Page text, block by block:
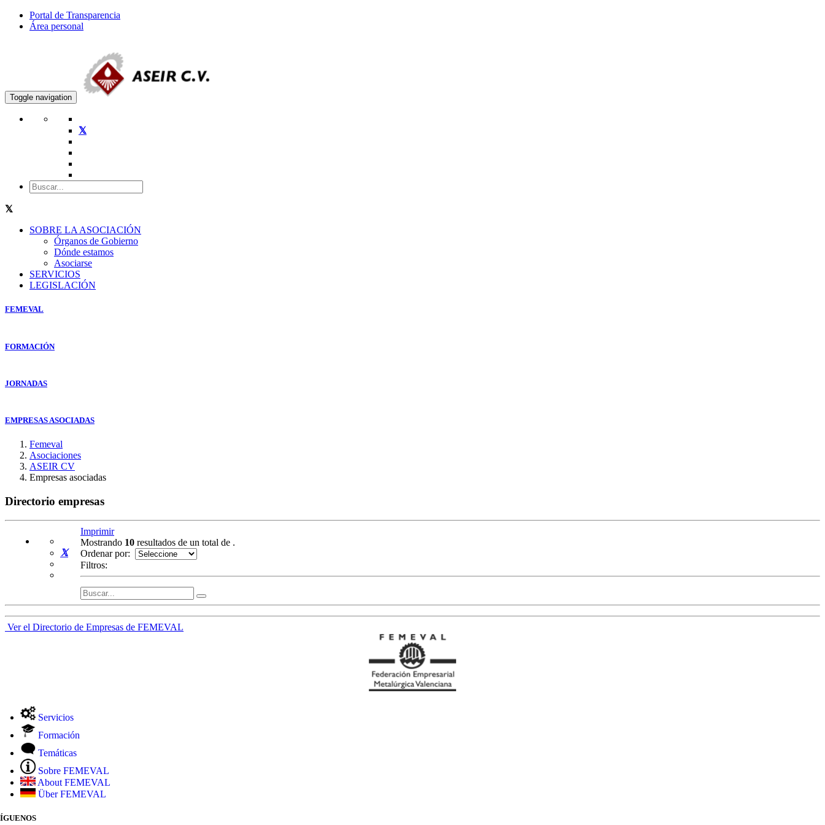
Portal de Transparencia
Área personal
Toggle navigation
SOBRE LA ASOCIACIÓN
Órganos de Gobierno
Dónde estamos
Asociarse
SERVICIOS
LEGISLACIÓN
FEMEVAL
FORMACIÓN
JORNADAS
EMPRESAS ASOCIADAS
Femeval
Asociaciones
ASEIR CV
Empresas asociadas
Directorio empresas
Imprimir
Mostrando 10 resultados de un total de .
Ordenar por:
Filtros:
Ver el Directorio de Empresas de FEMEVAL
Servicios
Formación
Temáticas
Sobre FEMEVAL
About FEMEVAL
Über FEMEVAL